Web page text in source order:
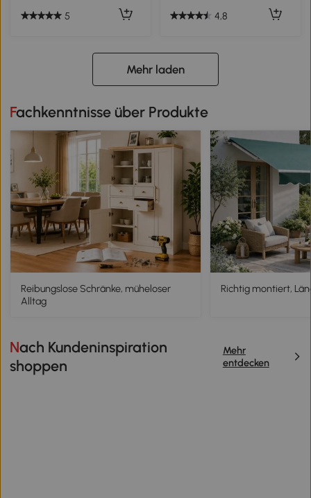
5 4,8
Mehr laden
Fachkenntnisse über Produkte
Reibungslose Schränke, müheloser
Alltag
Richtig montiert,
Nach Kundeninspiration
shoppen
Mehr
entdecken